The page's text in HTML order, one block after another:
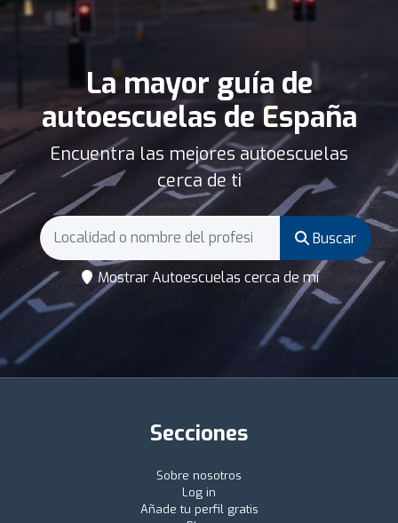
La mayor guía de
autoescuelas de España
Encuentra las mejores autoescuelas
cerca de ti
Buscar
Mostrar Autoescuelas cerca de mí
Secciones
Sobre nosotros
Log in
Añade tu perfil gratis